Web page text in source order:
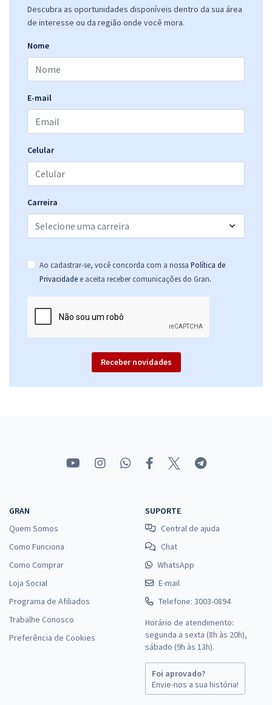
Descubra as oportunidades disponíveis dentro da sua área
de interesse ou da região onde você mora.
Nome
E-mail
Celular
Carreira
Ao cadastrar-se, você concorda com a nossa Política de
Privacidade e aceita receber comunicações do Gran.
Receber novidades
GRAN
Quem Somos
Como Funciona
Como Comprar
Loja Social
Programa de Afiliados
Trabalhe Conosco
Preferência de Cookies
SUPORTE
Central de ajuda
Chat
WhatsApp
E-mail
Telefone: 3003-0894
Horário de atendimento:
segunda a sexta (8h às 20h),
sábado (9h às 13h).
Foi aprovado?
Envie-nos a sua história!